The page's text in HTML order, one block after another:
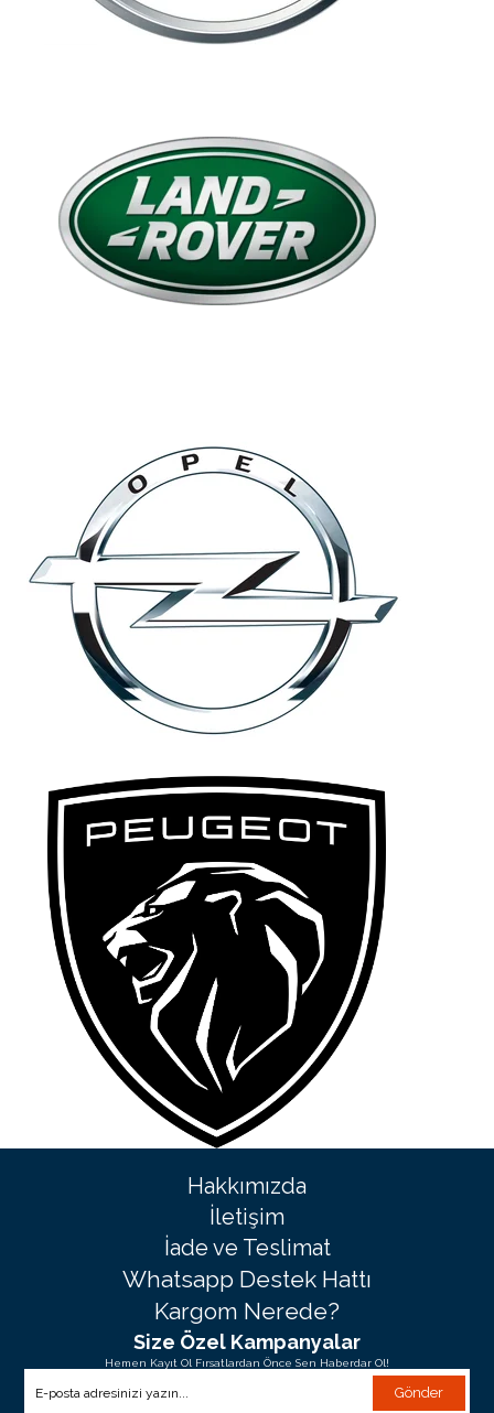
Hakkımızda
İletişim
İade ve Teslimat
Whatsapp Destek Hattı
Kargom Nerede?
Size Özel Kampanyalar
Hemen Kayıt Ol Fırsatlardan Önce Sen Haberdar Ol!
Gönder